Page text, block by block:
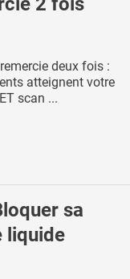
deux fois :
atteignent votre
scan ...
sa
liquide